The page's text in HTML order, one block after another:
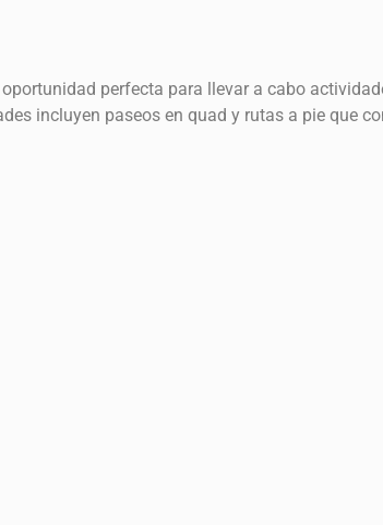
perfecta para llevar a cabo
incluyen paseos en quad y rutas a pie que